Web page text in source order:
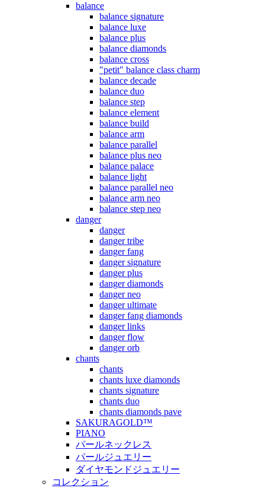
balance
balance signature
balance luxe
balance plus
balance diamonds
balance cross
"petit" balance class charm
balance decade
balance duo
balance step
balance element
balance build
balance arm
balance parallel
balance plus neo
balance palace
balance light
balance parallel neo
balance arm neo
balance step neo
danger
danger
danger tribe
danger fang
danger signature
danger plus
danger diamonds
danger neo
danger ultimate
danger fang diamonds
danger links
danger flow
danger orb
chants
chants
chants luxe diamonds
chants signature
chants duo
chants diamonds pave
SAKURAGOLD™
PIANO
パールネックレス
パールジュエリー
ダイヤモンドジュエリー
コレクション